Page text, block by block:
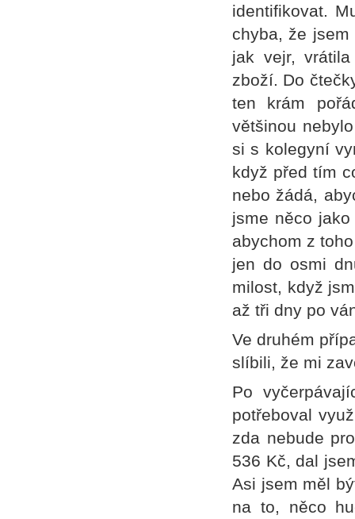
identifikovat.
chyba, že
jak vejr,
zboží. Do
ten krám
většinou
si s kolegyní
když před tím
nebo žádá,
jsme něco
abychom z
jen do osmi
milost, když
až tři dny po
Ve druhém
slíbili, že mi
Po
potřeboval
zda nebude
536 Kč, dal
Asi jsem měl
na to, něco